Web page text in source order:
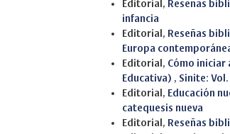
Editorial, Reseñas
infancia
Editorial, Reseñas
Europa
Editorial, Cómo iniciar
Educativa) , Sinite:
Editorial, Educación
catequesis nueva
Editorial, Reseñas